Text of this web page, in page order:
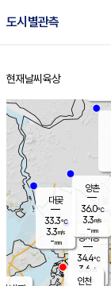
도시별관측
홈
현재날씨 육상
경서동
34.4℃
3.6 m/s
-mm
대곶
33.3℃
3.3m/s
-mm
양촌
36.0℃
3.3m/s
-mm
인천